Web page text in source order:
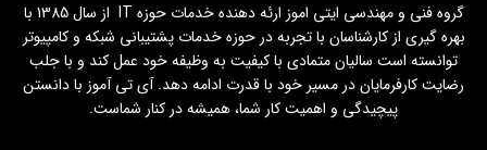
گروه فنی و مهندسی ایتی اموز ارئه دهنده خدمات حوزه IT از سال 1385 با
بهره گیری از کارشناسان با تجربه در حوزه خدمات پشتیبانی شبکه و کامپیوتر
توانسته است سالیان متمادی با کیفیت به وظیفه خود عمل کند و با جلب
رضایت کارفرمایان در مسیر خود با قدرت ادامه دهد. آی تی آموز با دانستن
پیچیدگی و اهمیت کار شما، همیشه در کنار شماست.